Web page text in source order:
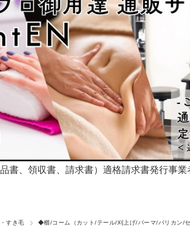
書、領収書、請求書）適格請求書発行事
すき毛
◆櫛/コーム（カット/テール/刈上げ/パーマ/バリカン/セ